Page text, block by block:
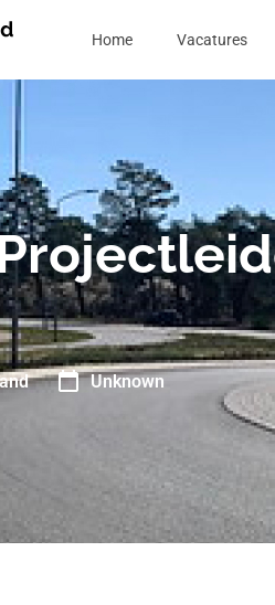
Home Vacatures
Unknown